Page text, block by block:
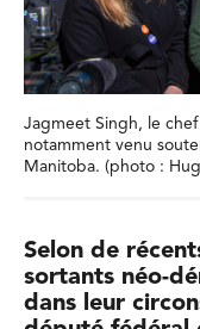
Jagmeet Singh, le
notamment venu
Manitoba. (photo :
Selon de
sortants néo-
dans leur